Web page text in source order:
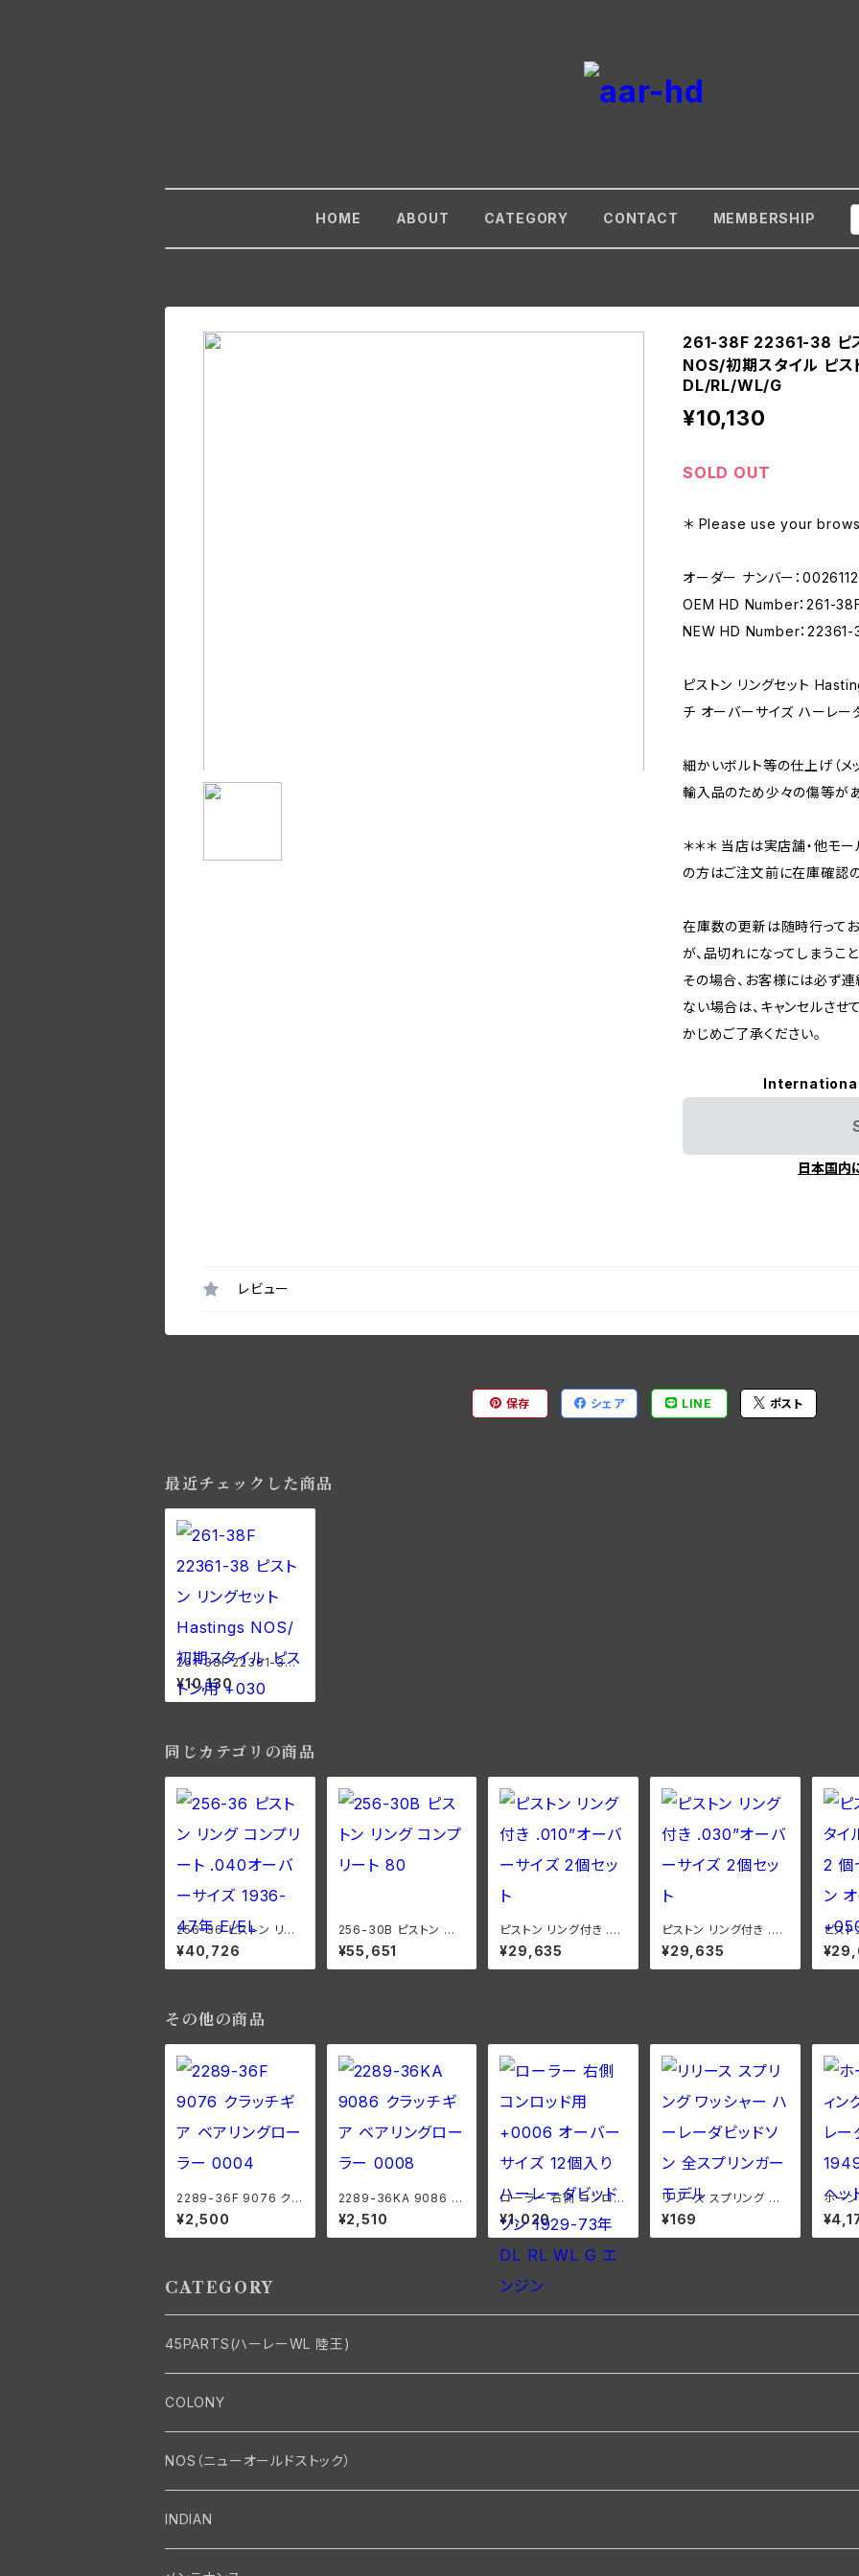
HOME ABOUT CATEGORY CONTACT MEMBERSHIP
261-38F 22361-38 ピ
NOS/初期スタイル ピ
DL/RL/WL/G
¥10,130
SOLD OUT
＊ Please use your
オーダー ナンバー：0026112
OEM HD Number：261-
NEW HD Number：22361-
ピストン リングセット
チ オーバーサイズ ハーレ
細かいボルト等の仕上げ（メ
輸入品のため少々の傷等が
＊＊＊ 当店は実店舗・他モ
の方はご注文前に在庫確認
在庫数の更新は随時行って
が、品切れになってしまうこ
その場合、お客様には必ず
ない場合は、キャンセルさせ
かじめご了承ください。
日本国内
レビュー
保存 シェア LINE ポスト
最近チェックした商品
261-38F 22361-38
ピストン リングセット H
astings NOS/初期ス
タイル ピストン用 +03
¥10,130
同じカテゴリの商品
256-36 ピストン リン
グ コンプリート .040オ
ーバーサイズ 1936-4
7年 E/EL
¥40,726
256-30B ピストン リ
ング コンプリート 80"
SV +080" OS 1937-
41年 UH/ULH 全VL 1
¥55,651
ピストン リング付き .01
0”オーバーサイズ 2個
セット
¥29,635
ピストン リング付き .03
0”オーバーサイズ 2個
セット
¥29,635
ピス
ング
ープ
050"
その他の商品
2289-36F 9076 クラ
ッチギア ベアリングロ
ーラー 0004" オーバ
ーサイズ 44個 ハーレ
¥2,500
2289-36KA 9086 ク
ラッチギア ベアリングロ
ーラー 0008" オーバ
ーサイズ 24個 ハーレ
¥2,510
ローラー 右側 コンロッ
ド用 +0006 オーバー
サイズ 12個入り ハーレ
ーダビッドソン 1929-7
3年 DL RL WL G エン
¥1,020
リリース スプリング ワ
ッシャー ハーレーダビッ
ドソン 全スプリンガーモ
デル
¥169
ホー
セッ
ソン
ヘッド
CATEGORY
45PARTS(ハーレーWL 陸王)
エンジン
エンジン・シリンダーヘッド
バルブ・タペット関係
マフラー・インテーク・キャブレター
マフラー関係
インテーク・キャブレター関係
エレクトリカル
COLONY
Bolt・Nut
Nut
Screw
Front End・Rear End
NOS（ニューオールドストック）
INDIAN